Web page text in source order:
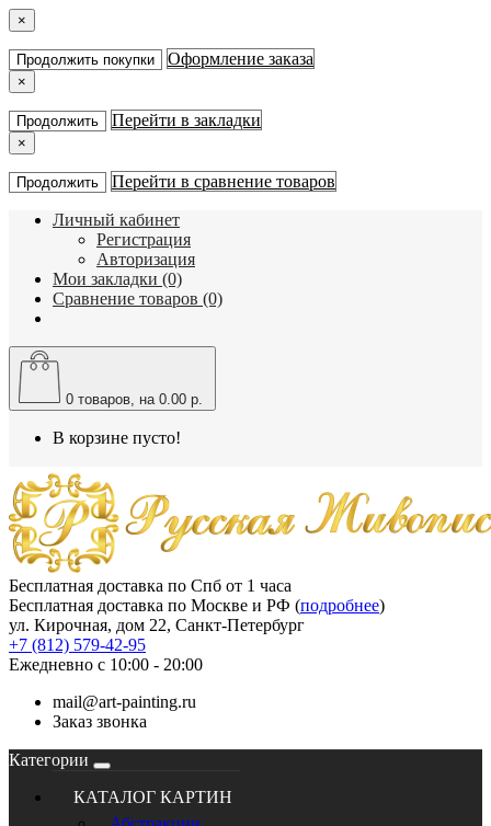
×
Продолжить покупки Оформление заказа
×
Продолжить Перейти в закладки
×
Продолжить Перейти в сравнение товаров
Личный кабинет
Регистрация
Авторизация
Мои закладки (0)
Сравнение товаров (0)
0 товаров, на 0.00 р.
В корзине пусто!
Бесплатная доставка по Спб от 1 часа
Бесплатная доставка по Москве и РФ (подробнее)
ул. Кирочная, дом 22, Санкт-Петербург
+7 (812) 579-42-95
Ежедневно с 10:00 - 20:00
mail@art-painting.ru
Заказ звонка
Категории
КАТАЛОГ КАРТИН